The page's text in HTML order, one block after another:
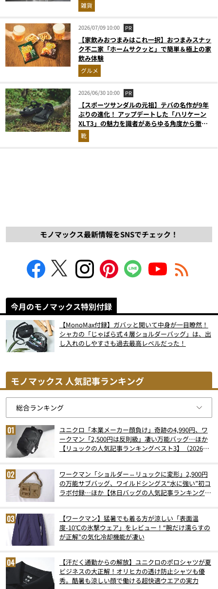
雑貨
2026/07/09 10:00 PR
【家飲みおつまみはこれ一択】おつまみスナッ
ク不二家「ホームサクッと」で簡単＆極上の家
飲み体験
グルメ
2026/06/30 10:00 PR
【スポーツサンダルの元祖】テバの名作が9年
ぶりの進化！ アップデートした「ハリケーン
XLT3」の魅力を識者があらゆる角度から徹底
解説！
靴
モノマックス最新情報をSNSでチェック！
今月のモノマックス特別付録
【MonoMax付録】ガバッと開いて中身が一目瞭然！
シャカの「じゃばら式４層ショルダーバッグ」は、出
し入れのしやすさも過去最高レベルだった！
モノマックス 人気記事ランキング
ユニクロ「本業メーカー顔負け」奇跡の4,990円、ワ
ークマン「2,500円は反則級」凄い万能バッグ…ほか
【リュックの人気記事ランキングベスト3】（2026年
ワークマン「ショルダー⇔リュックに変形」2,900円
の万能サブバッグ、ワイルドシングス“水に強い”初コ
ラボ付録…ほか【休日バッグの人気記事ランキングベ
【ワークマン】猛暑でも着る方が涼しい「表面温
度-10℃の氷撃ウェア」をレビュー！“腕だけ濡らすの
が正解”の気化冷却機能が凄い
【汗だく通勤からの解放】ユニクロのポロシャツが夏
ビジネスの大正解！オリヒカの透け防止シャツも優
秀。酷暑も涼しい顔で働ける超快適ウエアの実力